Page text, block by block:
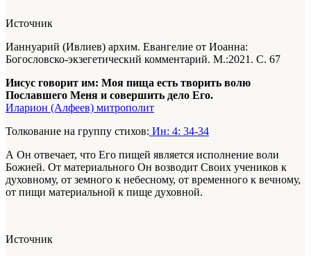
Источник
Ианнуарий (Ивлиев) архим. Евангелие от Иоанна:
Богословско-экзегетический комментарий. М.:2021. С. 67
Иисус говорит им: Моя пища есть творить волю
Пославшего Меня и совершить дело Его.
Иларион (Алфеев) митрополит
Толкование на группу стихов: Ин: 4: 34-34
А Он отвечает, что Его пищей является исполнение воли
Божией. От материального Он возводит Своих учеников к
духовному, от земного к небесному, от временного к вечному,
от пищи материальной к пище духовной.
Источник